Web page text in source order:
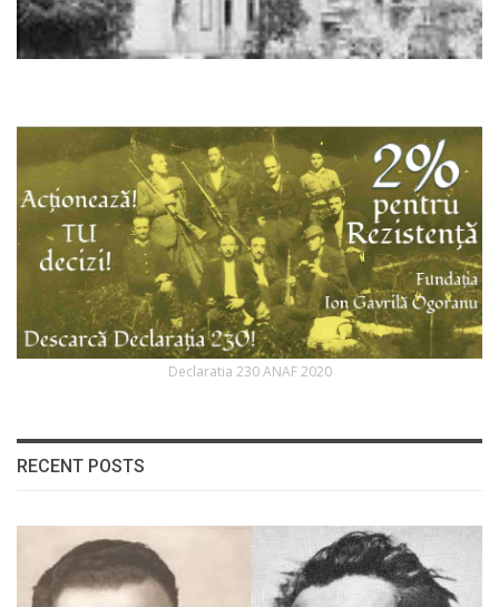
Declaratia 230 ANAF 2020
RECENT POSTS